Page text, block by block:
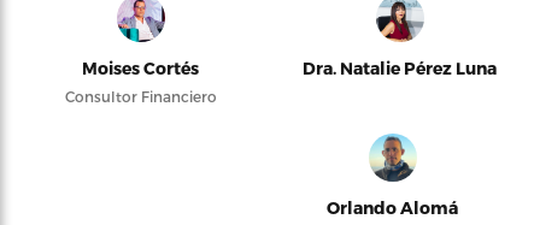
Moises Cortés
Consultor Financiero
Dra. Natalie Pérez Luna
Orlando Alomá